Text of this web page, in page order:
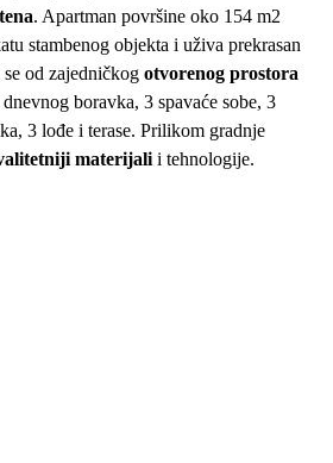
. Apartman površine oko 154 m2
stambenog objekta i uživa prekrasan
od zajedničkog otvorenog prostora
boravka, 3 spavaće sobe, 3
3 lođe i terase. Prilikom gradnje
materijali i tehnologije.